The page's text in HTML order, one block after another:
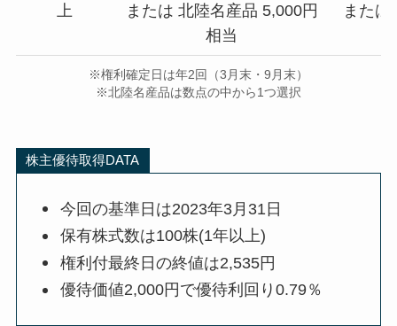
上
または 北陸名産品 5,000円
相当
また
※権利確定日は年2回（3月末・9月末）
※北陸名産品は数点の中から1つ選択
株主優待取得DATA
今回の基準日は2023年3月31日
保有株式数は100株(1年以上)
権利付最終日の終値は2,535円
優待価値2,000円で優待利回り0.79％